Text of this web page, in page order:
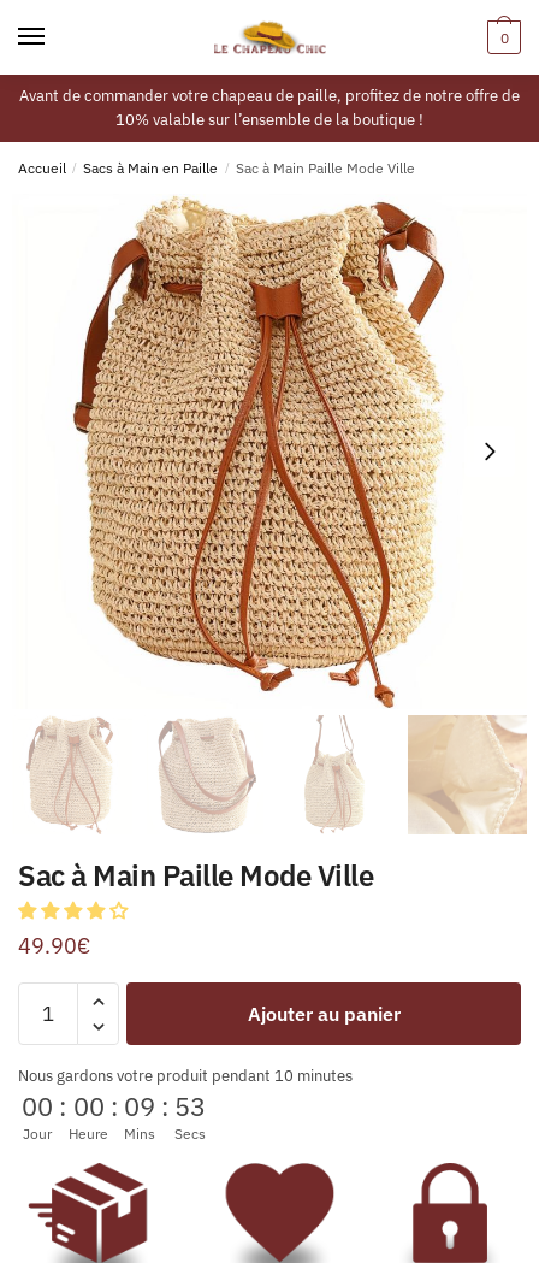
0
Avant de commander votre chapeau de paille, profitez de notre offre de
10% valable sur l’ensemble de la boutique !
Accueil / Sacs à Main en Paille / Sac à Main Paille Mode Ville
Sac à Main Paille Mode Ville
49.90€
Ajouter au panier
Nous gardons votre produit pendant 10 minutes
00
Jour
: 00
Heure
: 09
Mins
: 53
Secs